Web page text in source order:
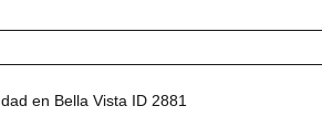
en Bella Vista ID 2881